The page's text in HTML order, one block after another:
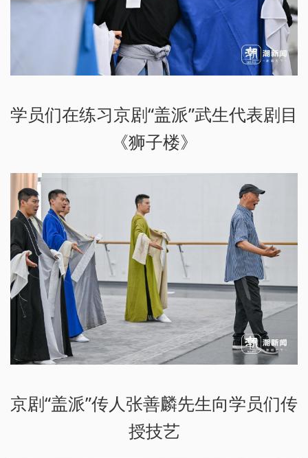
学员们在练习京剧“盖派”武生代表剧目
《狮子楼》
京剧“盖派”传人张善麟先生向学员们传
授技艺